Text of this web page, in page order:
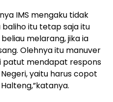
IMS mengaku tidak
itu tetap saja itu
melarang, jika ia
Olehnya itu manuver
patut mendapat respons
yaitu harus copot